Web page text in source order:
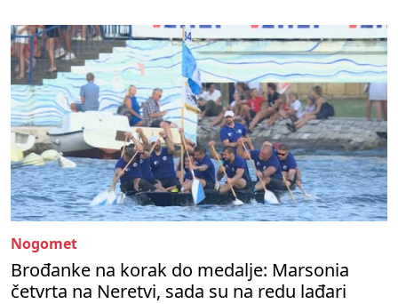
Nogomet
Brođanke na korak do medalje: Marsonia
četvrta na Neretvi, sada su na redu lađari